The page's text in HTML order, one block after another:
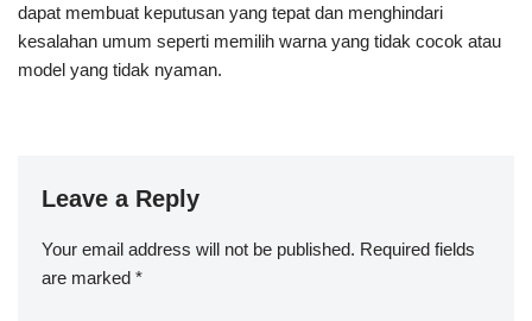
dapat membuat keputusan yang tepat dan menghindari
kesalahan umum seperti memilih warna yang tidak cocok atau
model yang tidak nyaman.
Leave a Reply
Your email address will not be published. Required fields
are marked *